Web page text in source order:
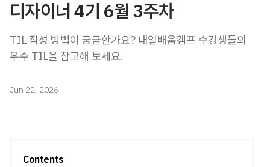
디자이너 4기 6월 3주차
TIL 작성 방법이 궁금한가요? 내일배움캠프 수강생들의
우수 TIL을 참고해 보세요.
Jun 22, 2026
Contents